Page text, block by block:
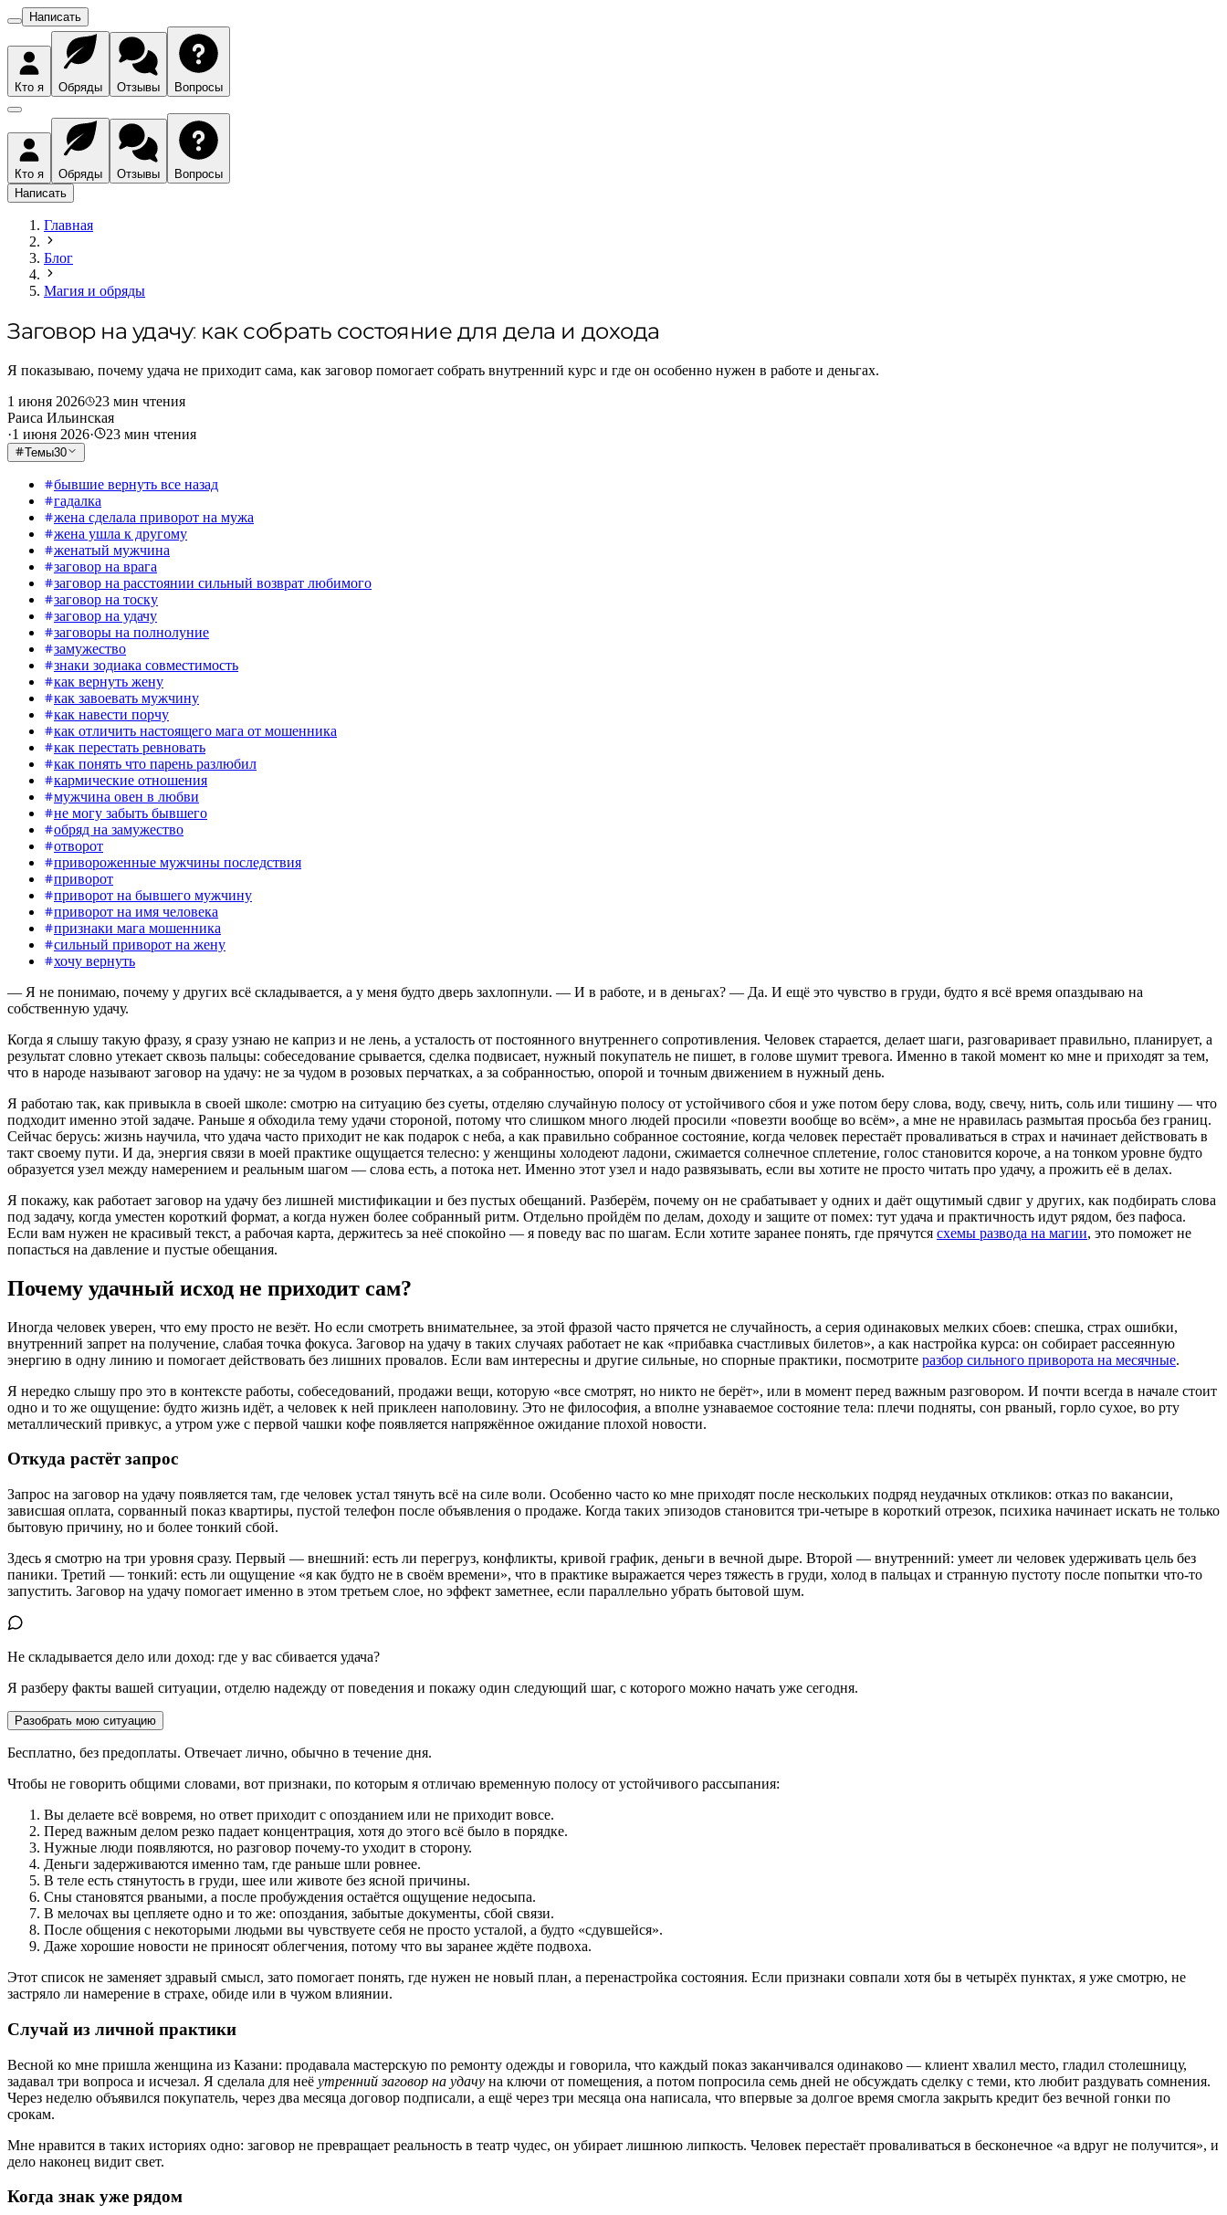
Написать
Кто я Обряды Отзывы Вопросы
Кто я Обряды Отзывы
Вопросы
Написать
Главная
Блог
Магия и обряды
Заговор на удачу: как собрать состояние для дела и дохода
Я показываю, почему удача не приходит сама, как заговор помогает собрать внутренний курс и где он особенно нужен в работе и деньгах.
1 июня 2026
23 мин чтения
Раиса Ильинская
·1 июня 2026· 23 мин чтения
Темы30
бывшие вернуть все назад
гадалка
жена сделала приворот на мужа
жена ушла к другому
женатый мужчина
заговор на врага
заговор на расстоянии сильный возврат любимого
заговор на тоску
заговор на удачу
заговоры на полнолуние
замужество
знаки зодиака совместимость
как вернуть жену
как завоевать мужчину
как навести порчу
как отличить настоящего мага от мошенника
как перестать ревновать
как понять что парень разлюбил
кармические отношения
мужчина овен в любви
не могу забыть бывшего
обряд на замужество
отворот
привороженные мужчины последствия
приворот
приворот на бывшего мужчину
приворот на имя человека
признаки мага мошенника
сильный приворот на жену
хочу вернуть
— Я не понимаю, почему у других всё складывается, а у меня будто дверь захлопнули. — И в работе, и в деньгах? — Да. И ещё это чувство в груди, будто я всё время опаздываю на
собственную удачу.
Когда я слышу такую фразу, я сразу узнаю не каприз и не лень, а усталость от постоянного внутреннего сопротивления. Человек старается, делает шаги, разговаривает правильно, планирует, а
результат словно утекает сквозь пальцы: собеседование срывается, сделка подвисает, нужный покупатель не пишет, в голове шумит тревога. Именно в такой момент ко мне и приходят за тем,
что в народе называют заговор на удачу: не за чудом в розовых перчатках, а за собранностью, опорой и точным движением в нужный день.
Я работаю так, как привыкла в своей школе: смотрю на ситуацию без суеты, отделяю случайную полосу от устойчивого сбоя и уже потом беру слова, воду, свечу, нить, соль или тишину — что
подходит именно этой задаче. Раньше я обходила тему удачи стороной, потому что слишком много людей просили «повезти вообще во всём», а мне не нравилась размытая просьба без границ.
Сейчас берусь: жизнь научила, что удача часто приходит не как подарок с неба, а как правильно собранное состояние, когда человек перестаёт проваливаться в страх и начинает действовать в
такт своему пути. И да, энергия связи в моей практике ощущается телесно: у женщины холодеют ладони, сжимается солнечное сплетение, голос становится короче, а на тонком уровне будто
образуется узел между намерением и реальным шагом — слова есть, а потока нет. Именно этот узел и надо развязывать, если вы хотите не просто читать про удачу, а прожить её в делах.
Я покажу, как работает заговор на удачу без лишней мистификации и без пустых обещаний. Разберём, почему он не срабатывает у одних и даёт ощутимый сдвиг у других, как подбирать слова
под задачу, когда уместен короткий формат, а когда нужен более собранный ритм. Отдельно пройдём по делам, доходу и защите от помех: тут удача и практичность идут рядом, без пафоса.
Если вам нужен не красивый текст, а рабочая карта, держитесь за неё спокойно — я поведу вас по шагам. Если хотите заранее понять, где прячутся схемы развода на магии, это поможет не
попасться на давление и пустые обещания.
Почему удачный исход не приходит сам?
Иногда человек уверен, что ему просто не везёт. Но если смотреть внимательнее, за этой фразой часто прячется не случайность, а серия одинаковых мелких сбоев: спешка, страх ошибки,
внутренний запрет на получение, слабая точка фокуса. Заговор на удачу в таких случаях работает не как «прибавка счастливых билетов», а как настройка курса: он собирает рассеянную
энергию в одну линию и помогает действовать без лишних провалов. Если вам интересны и другие сильные, но спорные практики, посмотрите разбор сильного приворота на месячные.
Я нередко слышу про это в контексте работы, собеседований, продажи вещи, которую «все смотрят, но никто не берёт», или в момент перед важным разговором. И почти всегда в начале стоит
одно и то же ощущение: будто жизнь идёт, а человек к ней приклеен наполовину. Это не философия, а вполне узнаваемое состояние тела: плечи подняты, сон рваный, горло сухое, во рту
металлический привкус, а утром уже с первой чашки кофе появляется напряжённое ожидание плохой новости.
Откуда растёт запрос
Запрос на заговор на удачу появляется там, где человек устал тянуть всё на силе воли. Особенно часто ко мне приходят после нескольких подряд неудачных откликов: отказ по вакансии,
зависшая оплата, сорванный показ квартиры, пустой телефон после объявления о продаже. Когда таких эпизодов становится три-четыре в короткий отрезок, психика начинает искать не только
бытовую причину, но и более тонкий сбой.
Здесь я смотрю на три уровня сразу. Первый — внешний: есть ли перегруз, конфликты, кривой график, деньги в вечной дыре. Второй — внутренний: умеет ли человек удерживать цель без
паники. Третий — тонкий: есть ли ощущение «я как будто не в своём времени», что в практике выражается через тяжесть в груди, холод в пальцах и странную пустоту после попытки что-то
запустить. Заговор на удачу помогает именно в этом третьем слое, но эффект заметнее, если параллельно убрать бытовой шум.
Не складывается дело или доход: где у вас сбивается удача?
Я разберу факты вашей ситуации, отделю надежду от поведения и покажу один следующий шаг, с которого можно начать уже сегодня.
Разобрать мою ситуацию
Бесплатно, без предоплаты. Отвечает лично, обычно в течение дня.
Чтобы не говорить общими словами, вот признаки, по которым я отличаю временную полосу от устойчивого рассыпания:
Вы делаете всё вовремя, но ответ приходит с опозданием или не приходит вовсе.
Перед важным делом резко падает концентрация, хотя до этого всё было в порядке.
Нужные люди появляются, но разговор почему-то уходит в сторону.
Деньги задерживаются именно там, где раньше шли ровнее.
В теле есть стянутость в груди, шее или животе без ясной причины.
Сны становятся рваными, а после пробуждения остаётся ощущение недосыпа.
В мелочах вы цепляете одно и то же: опоздания, забытые документы, сбой связи.
После общения с некоторыми людьми вы чувствуете себя не просто усталой, а будто «сдувшейся».
Даже хорошие новости не приносят облегчения, потому что вы заранее ждёте подвоха.
Этот список не заменяет здравый смысл, зато помогает понять, где нужен не новый план, а перенастройка состояния. Если признаки совпали хотя бы в четырёх пунктах, я уже смотрю, не
застряло ли намерение в страхе, обиде или в чужом влиянии.
Случай из личной практики
Весной ко мне пришла женщина из Казани: продавала мастерскую по ремонту одежды и говорила, что каждый показ заканчивался одинаково — клиент хвалил место, гладил столешницу,
задавал три вопроса и исчезал. Я сделала для неё утренний заговор на удачу на ключи от помещения, а потом попросила семь дней не обсуждать сделку с теми, кто любит раздувать сомнения.
Через неделю объявился покупатель, через два месяца договор подписали, а ещё через три месяца она написала, что впервые за долгое время смогла закрыть кредит без вечной гонки по
срокам.
Мне нравится в таких историях одно: заговор не превращает реальность в театр чудес, он убирает лишнюю липкость. Человек перестаёт проваливаться в бесконечное «а вдруг не получится», и
дело наконец видит свет.
Когда знак уже рядом